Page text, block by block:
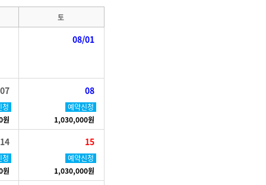
토
08/01
07
청
08
예약신청
1,030,000원
14
청
15
예약신청
1,030,000원